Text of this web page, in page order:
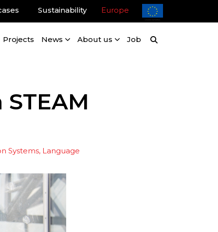
Sustainability Europe
Projects News About us Job
Systems Language